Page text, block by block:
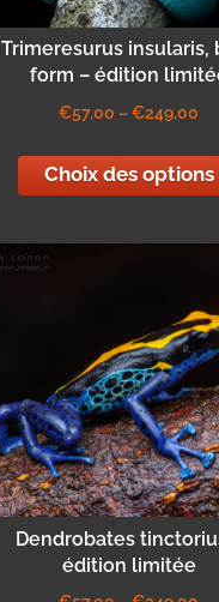
Trimeresurus insularis,
form – édition
€57,00 –€249,00
Choix des options
Dendrobates
édition limitée